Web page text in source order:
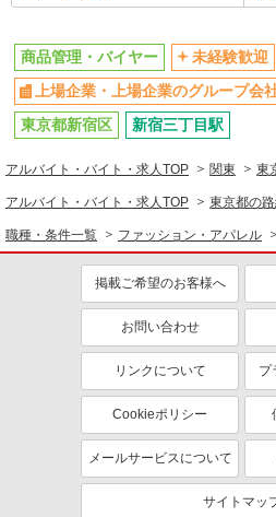
商品管理・バイヤー
未経験歓迎
上場企業・上場企業のグループ会
東京都新宿区
新宿三丁目駅
アルバイト・バイト・求人TOP 関東 東
アルバイト・バイト・求人TOP 東京都の
職種・条件一覧 ファッション・アパレル
掲載ご希望のお客様へ
お問い合わせ
リンクについて プ
Cookieポリシー
メールサービスについて
サイトマッ